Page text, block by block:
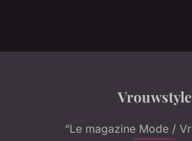
Vrouwstyle
“Le magazine Mode /